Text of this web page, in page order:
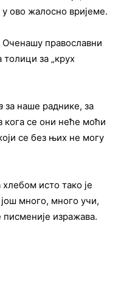
ово жалосно вријеме.
Оченашу православни
толици за „крух
за наше раднике, за
кога се они неће моћи
се без њих не могу
хлебом исто тако је
много, много учи,
изражава.